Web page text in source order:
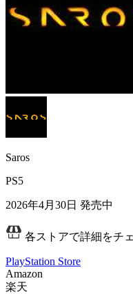
Saros
PS5
2026年4月30日 発売中
各ストアで詳細をチ
PlayStation Store
Amazon
楽天